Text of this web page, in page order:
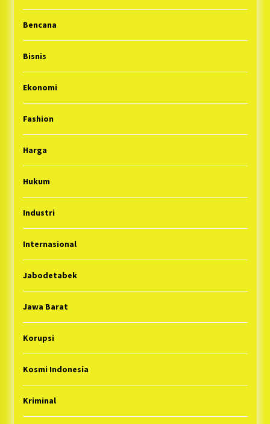
Bencana
Bisnis
Ekonomi
Fashion
Harga
Hukum
Industri
Internasional
Jabodetabek
Jawa Barat
Korupsi
Kosmi Indonesia
Kriminal